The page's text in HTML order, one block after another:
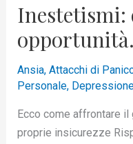
Inestetismi:
opportunità.
Ansia, Attacchi di
Personale,
Ecco come affrontare
proprie insicurezze